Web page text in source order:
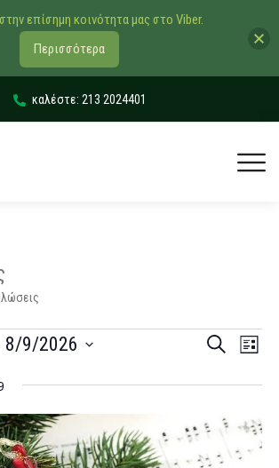
καλέστε: 213 2024401
Views
Αναζήτηση
List
8/9/2026
επίσημη κοινότητα μας στο Viber.
Περισσότερα